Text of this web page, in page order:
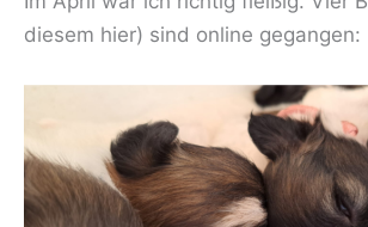
diesem hier) sind online gegangen: